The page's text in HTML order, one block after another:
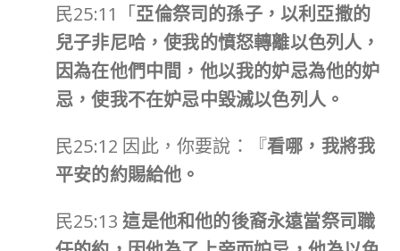
民25:11「亞倫祭司的孫子，以利亞撒的
兒子非尼哈，使我的憤怒轉離以色列人，
因為在他們中間，他以我的妒忌為他的妒
忌，使我不在妒忌中毀滅以色列人。
民25:12 因此，你要說：『看哪，我將我
平安的約賜給他。
民25:13這是他和他的後裔永遠當祭司職